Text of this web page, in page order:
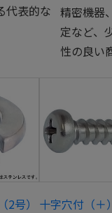
代表的な 精密機器
定など、
性の良い
号）
十字穴付（＋